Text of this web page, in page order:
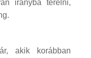
irányba terelni,
akik korábban